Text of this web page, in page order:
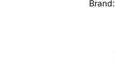
Brand: